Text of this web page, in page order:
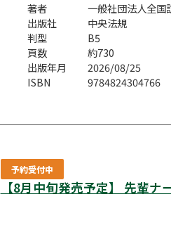
著者
一般社団法人全国
出版社
中央法規
判型
B5
頁数
約730
出版年月
2026/08/25
ISBN
9784824304766
予約受付中
【8月中旬発売予定】 先輩